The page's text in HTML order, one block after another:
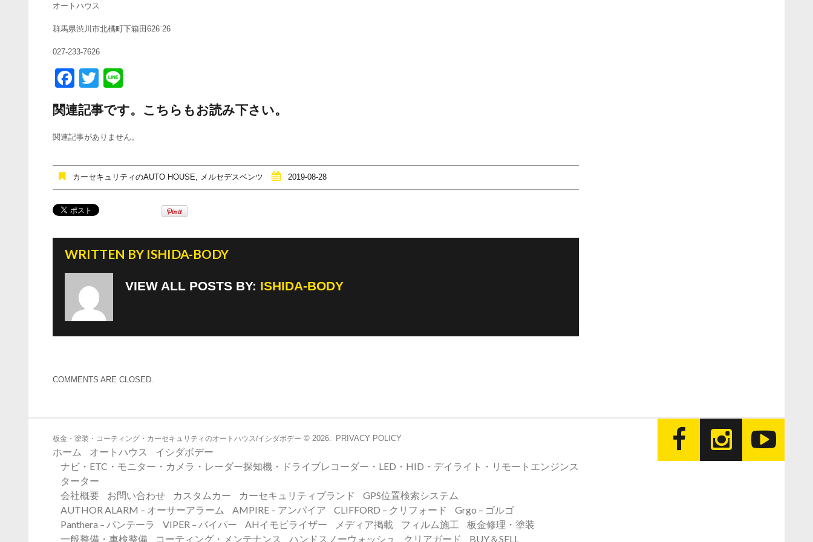
オートハウス
群馬県渋川市北橘町下箱田626⁻26
027-233-7626
F
a
c
e
o
o
k
T
tt
er
e
関連記事です。こちらもお読み下さい。
関連記事がありません。
カーセキュリティのAUTO HOUSE メルセデスベンツ 2019-08-28
WRITTEN BY ISHIDA-BODY
VIEW ALL POSTS BY: ISHIDA-BODY
COMMENTS ARE CLOSED.
板金・塗装・コーティング・カーセキュリティのオートハウス/イシダボデー © 2026. PRIVACY POLICY
ホーム オートハウス
イシダボデー
ナビ・ETC・モニター・カメラ・レーダー探知機・ドライブレコーダー・LED・HID・デイライト・リモートエンジンス
ターター
会社概要
お問い合わせ カスタムカー カーセキュリティブランド
GPS位置検索システム
AUTHOR ALARM – オーサーアラーム
AMPIRE – アンパイア CLIFFORD – クリフォード
Grgo – ゴルゴ
Panthera – パンテーラ
VIPER – バイパー AHイモビライザー メディア掲載 フィルム施工
板金修理・塗装
一般整備・車検整備
コーティング・メンテナンス ハンドスノーウォッシュ クリアガード BUY＆SELL